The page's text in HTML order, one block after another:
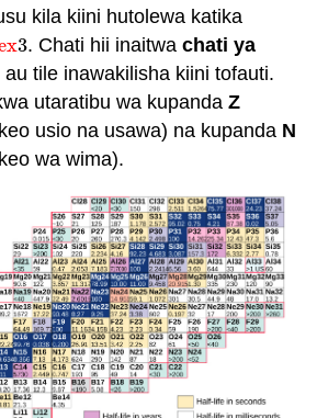
kila kiini hutolewa katika
3
3. Chati hii inaitwachati ya
au tile inawakilisha kiini tofauti.
utaratibu wa kupandaZ
usio na usawa) na kupanda N
wa wima).